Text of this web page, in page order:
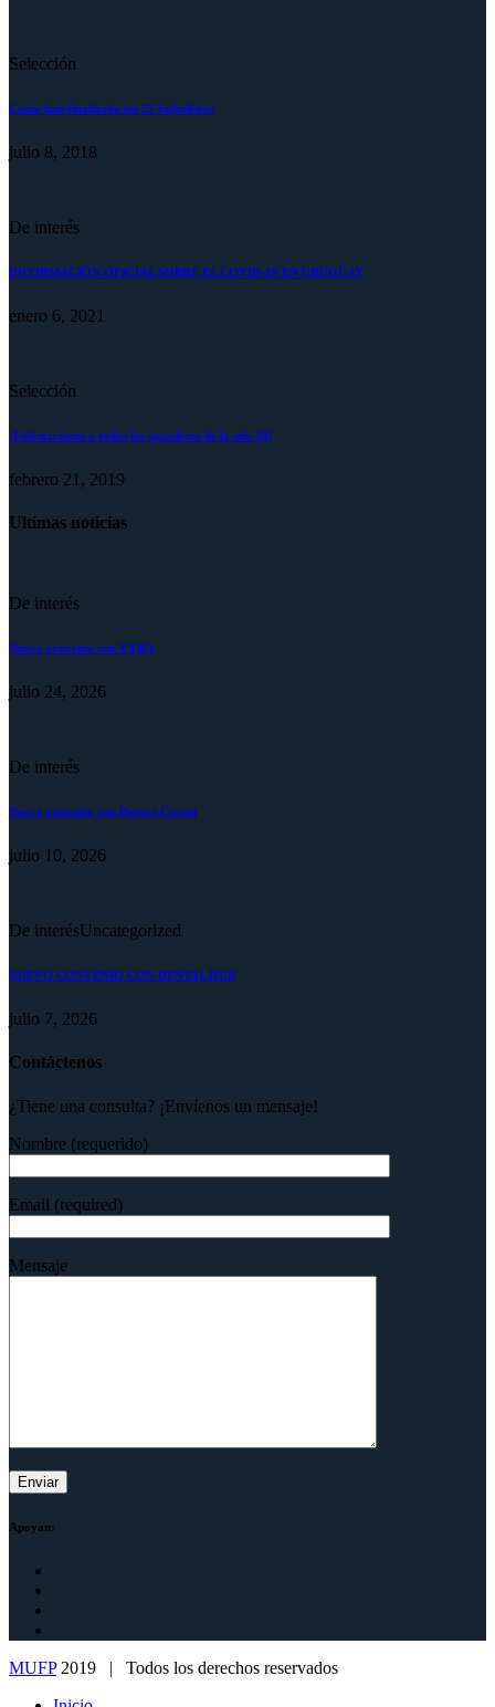
Selección
Como han finalizado los 55 futbolistas
julio 8, 2018
De interés
INFORMACIÓN OFICIAL SOBRE EL COVID-19 EN URUGUAY
enero 6, 2021
Selección
¡Felicitaciones a todos los jugadores de la sub-20!
febrero 21, 2019
Ultimas noticias
De interés
Nuevo convenio con VYRA
julio 24, 2026
De interés
Nuevo convenio con Deport Cream
julio 10, 2026
De interésUncategorized
NUEVO CONVENIO CON DENTAL HUB
julio 7, 2026
Contáctenos
¿Tiene una consulta? ¡Envíenos un mensaje!
Nombre (requerido)
Email (required)
Mensaje
Apoyan:
MUFP2019 | Todos los derechos reservados